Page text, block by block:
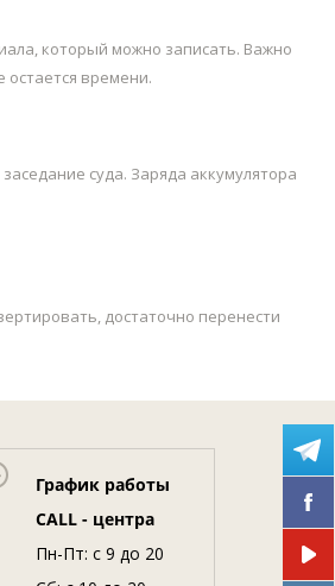
который можно записать. Важно
времени.
суда. Заряда аккумулятора
достаточно перенести
График работы
CALL - центра
Пн-Пт: c 9 до 20